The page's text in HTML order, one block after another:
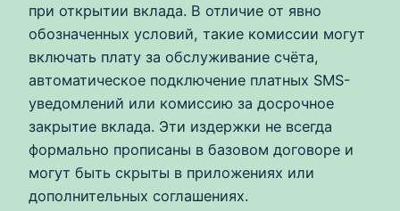
при открытии вклада. В отличие от явно
обозначенных условий, такие комиссии могут
включать плату за обслуживание счёта,
автоматическое подключение платных SMS-
уведомлений или комиссию за досрочное
закрытие вклада. Эти издержки не всегда
формально прописаны в базовом договоре и
могут быть скрыты в приложениях или
дополнительных соглашениях.